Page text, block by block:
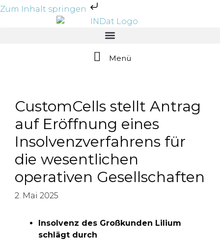
Zum Inhalt springen
Menü
CustomCells stellt Antrag
auf Eröffnung eines
Insolvenzverfahrens für
die wesentlichen
operativen Gesellschaften
2. Mai 2025
Insolvenz des Großkunden Lilium
schlägt durch